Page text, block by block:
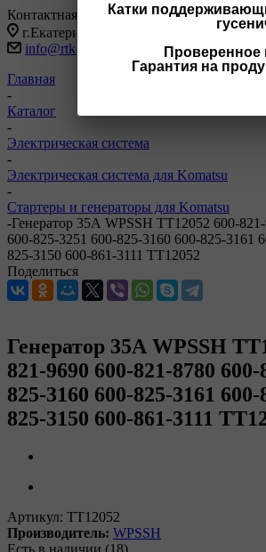
Катки
Проверенное
Гарантия на
Контактная информация
г.Екатеринбург, ул Черняховского 86
info@rtk-parts.ru
Главная
-
Каталог
-
Электрическая система
-
Электрическая система для Komatsu
-
Стартеры и генераторы для Komatsu
-Генератор 35А WPSSH TT12052 600-
600-825-3251 600-825-3160 600-825-3161
825-3150 600-861-3111 TT12052
Поделиться
Генератор 35А WPSSH
821-9690 600-821-8780
825-3160 600-825-3161
825-3150 600-861-3111
Артикул: TT12052
Производитель: WPSSH
Есть в наличии (18)